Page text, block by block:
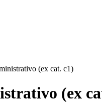
(ex cat. c1)
(ex